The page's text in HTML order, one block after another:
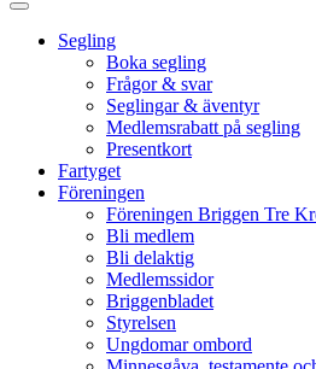
Segling
Boka segling
Frågor & svar
Seglingar & äventyr
Medlemsrabatt på segling
Presentkort
Fartyget
Föreningen
Föreningen Briggen Tre
Bli medlem
Bli delaktig
Medlemssidor
Briggenbladet
Styrelsen
Ungdomar ombord